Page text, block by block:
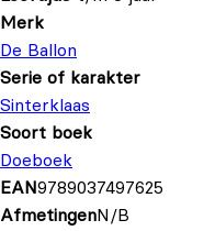
Merk
De Ballon
Serie of karakter
Sinterklaas
Soort boek
Doeboek
EAN9789037497625
AfmetingenN/B